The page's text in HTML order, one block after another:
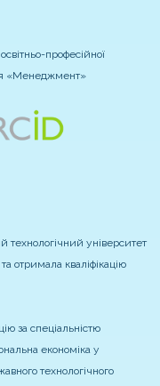
професійної
«Менеджмент»
технологічний університет
отримала кваліфікацію
за спеціальністю
економіка у
технологічного